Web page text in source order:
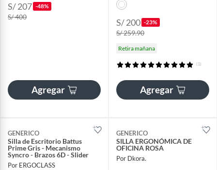
S/ 207 -48%
S/ 400
Agregar
S/ 200 -23%
S/ 259.90
Retira mañana
(1)
Agregar
GENERICO
Silla de Escritorio Battus
Prime Gris - Mecanismo
Syncro - Brazos 6D - Slider
Por ERGOCLASS
GENERICO
SILLA ERGONÓMICA DE
OFICINA ROSA
Por Dkora.